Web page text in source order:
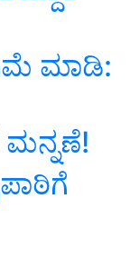
ಮಾಡಿ:
ಮನ್ನಣೆ!